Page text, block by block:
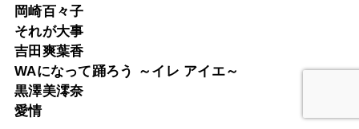
岡崎百々子
それが大事
吉田爽葉香
WAになって踊ろう ～イレ アイエ～
黒澤美澪奈
愛情